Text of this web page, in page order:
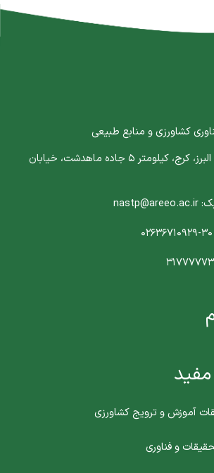
کشاورزی و منابع طبیعی
آدرس : استان البرز، کرج، کیلومتر 5 جاده ماهدشت، خیابان
nastp@areeo.ac.ir
30-02636710929
آموزش و ترویج کشاورزی
و فناوری